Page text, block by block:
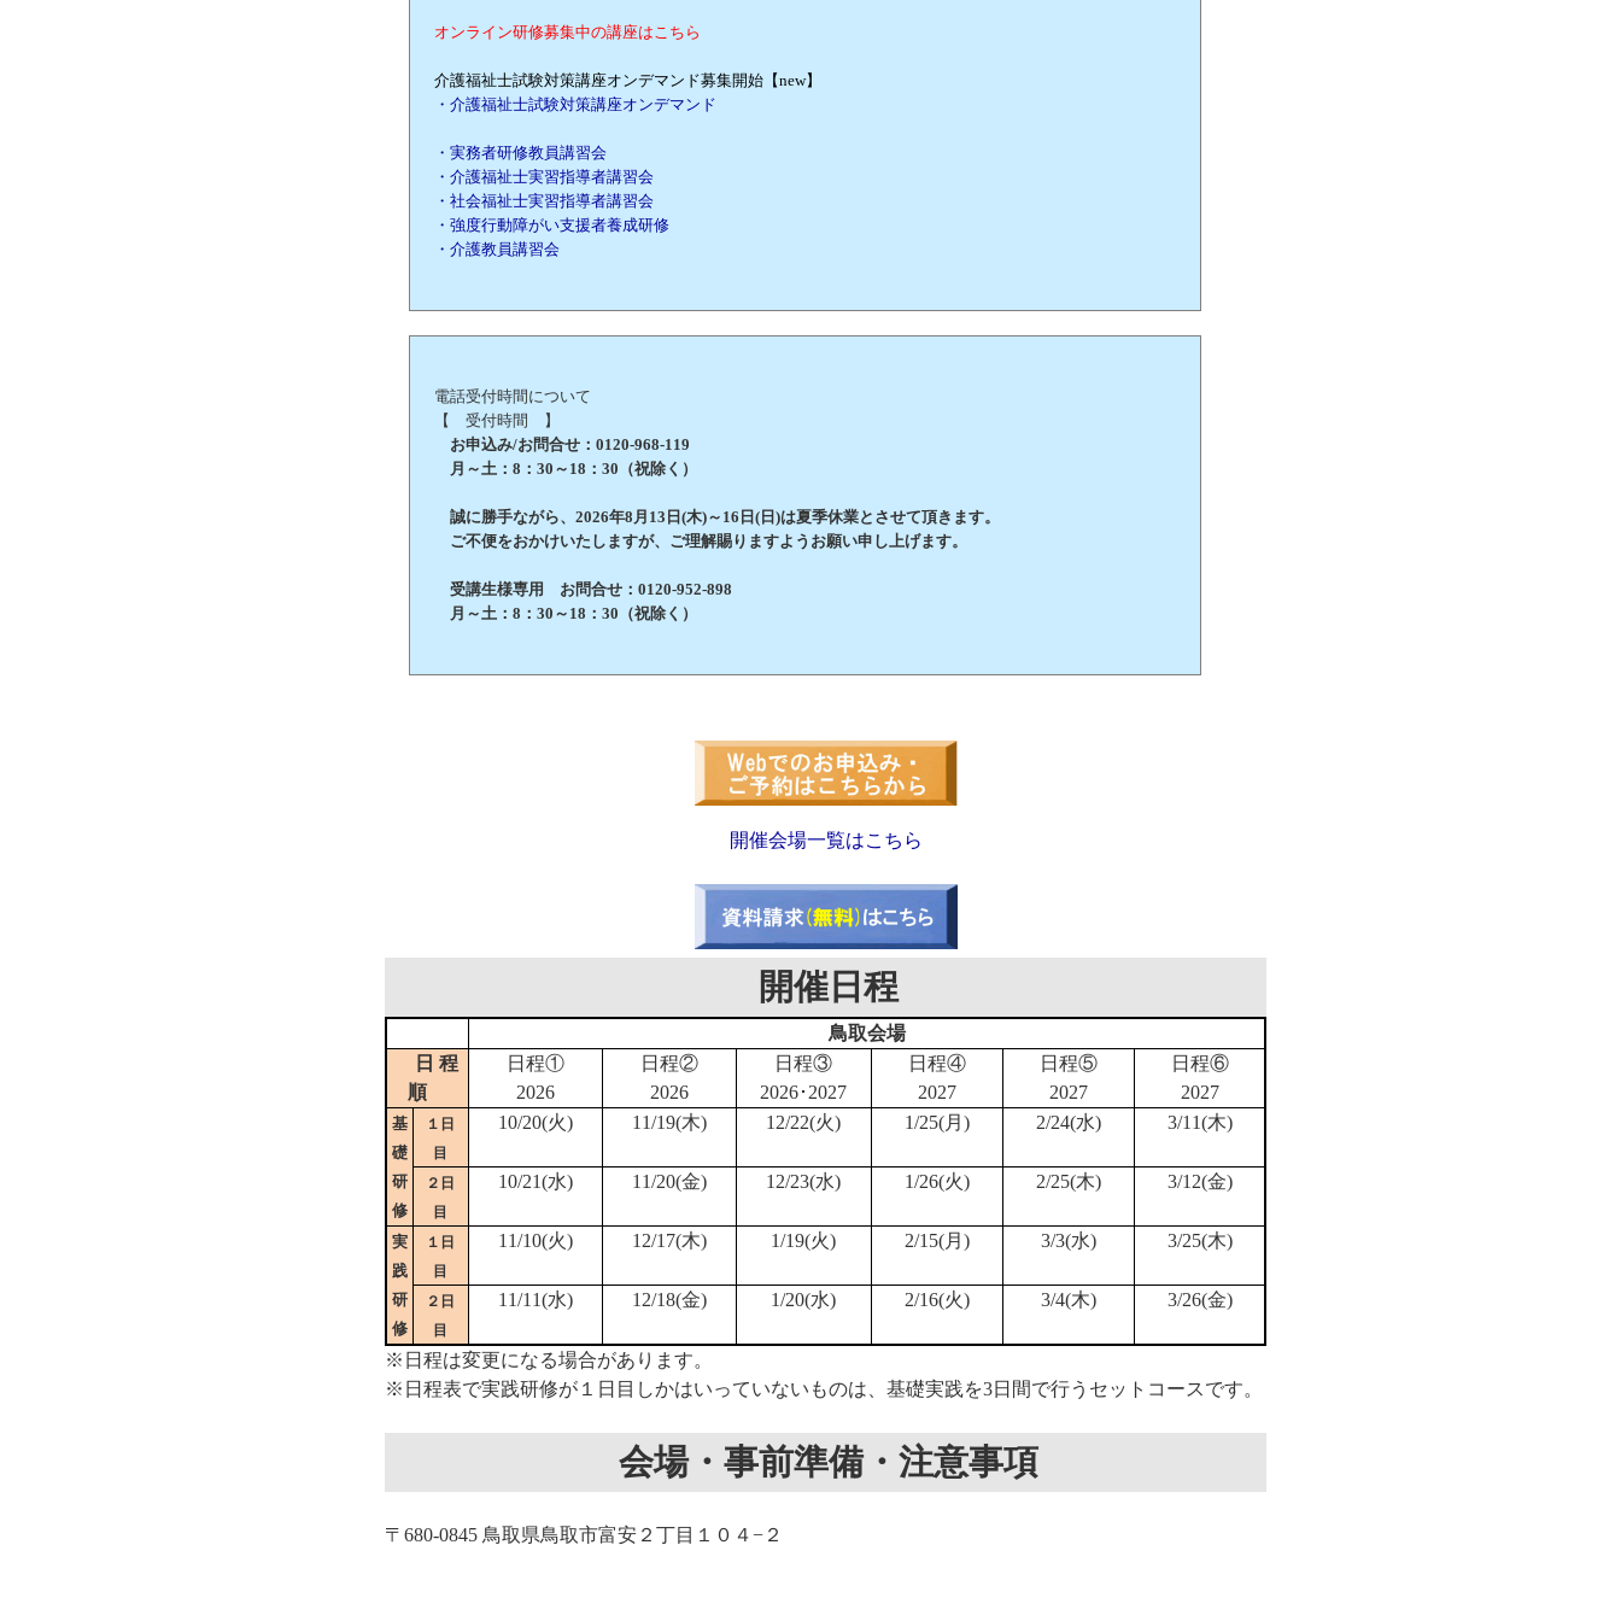
オンライン研修募集中の講座はこちら
介護福祉士試験対策講座オンデマンド募集開始【new】
・介護福祉士試験対策講座オンデマンド
・実務者研修教員講習会
・介護福祉士実習指導者講習会
・社会福祉士実習指導者講習会
・強度行動障がい支援者養成研修
・介護教員講習会
電話受付時間について
【 受付時間 】
お申込み/お問合せ：0120-968-119
月～土：8：30～18：30（祝除く）
誠に勝手ながら、2026年8月13日(木)～16日(日)は夏季休業とさせて頂きます。
ご不便をおかけいたしますが、ご理解賜りますようお願い申し上げます。
受講生様専用 お問合せ：0120-952-898
月～土：8：30～18：30（祝除く）
開催会場一覧はこちら
開催日程
鳥取会場
日 程
順
日程①
2026
日程②
2026
日程③
2026･2027
日程④
2027
日程⑤
2027
日程⑥
2027
基
礎
研
修
１日
目
10/20(火) 11/19(木) 12/22(火) 1/25(月) 2/24(水) 3/11(木)
２日
目
10/21(水) 11/20(金) 12/23(水) 1/26(火) 2/25(木) 3/12(金)
実
践
研
修
１日
目
11/10(火) 12/17(木) 1/19(火) 2/15(月) 3/3(水) 3/25(木)
２日
目
11/11(水) 12/18(金) 1/20(水) 2/16(火) 3/4(木) 3/26(金)
※日程は変更になる場合があります。
※日程表で実践研修が１日目しかはいっていないものは、基礎実践を3日間で行うセットコースです。
会場・事前準備・注意事項
〒680-0845 鳥取県鳥取市富安２丁目１０４−２